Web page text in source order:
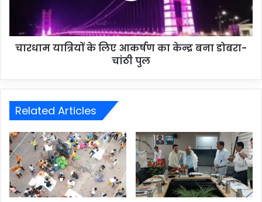
चारधाम यात्रियों के लिए आकर्षण का केन्द्र बना डोबरा-
चांठी पुल
Related Articles